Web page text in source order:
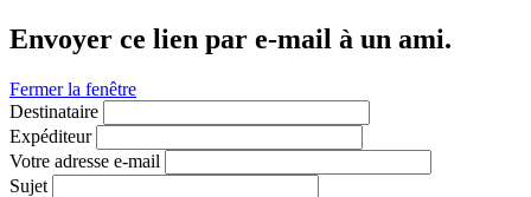
Envoyer ce lien par e-mail à un ami.
Fermer la fenêtre
Destinataire
Expéditeur
Votre adresse e-mail
Sujet